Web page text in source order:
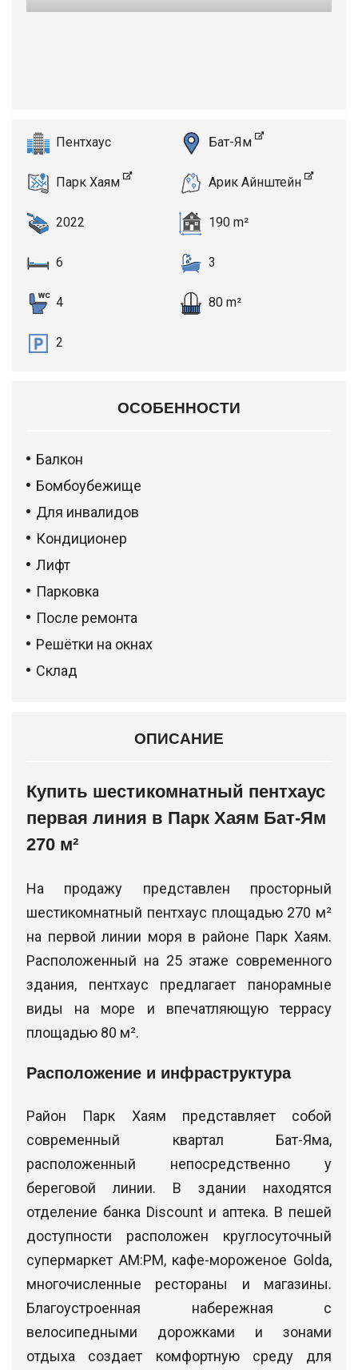
Пентхаус Бат-Ям
Парк Хаям Арик Айнштейн
2022 190 m²
6 3
4 80 m²
2
ОСОБЕННОСТИ
Балкон
Бомбоубежище
Для инвалидов
Кондиционер
Лифт
Парковка
После ремонта
Решётки на окнах
Склад
ОПИСАНИЕ
Купить шестикомнатный пентхаус
первая линия в Парк Хаям Бат-Ям
270 м²
На продажу представлен просторный
шестикомнатный пентхаус площадью 270 м²
на первой линии моря в районе Парк Хаям.
Расположенный на 25 этаже современного
здания, пентхаус предлагает панорамные
виды на море и впечатляющую террасу
площадью 80 м².
Расположение и инфраструктура
Район Парк Хаям представляет собой
современный квартал Бат-Яма,
расположенный непосредственно у
береговой линии. В здании находятся
отделение банка Discount и аптека. В пешей
доступности расположен круглосуточный
супермаркет AM:PM, кафе-мороженое Golda,
многочисленные рестораны и магазины.
Благоустроенная набережная с
велосипедными дорожками и зонами
отдыха создает комфортную среду для